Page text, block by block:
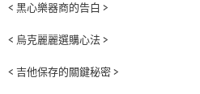
< 黑心樂器商的告白 >
< 烏克麗麗選購心法 >
< 吉他保存的關鍵秘密 >